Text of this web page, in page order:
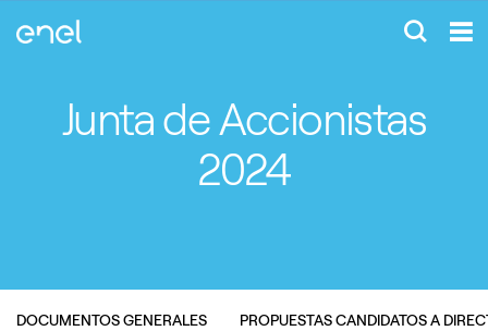
Junta de Accionistas
2024
DOCUMENTOS GENERALES PROPUESTAS CANDIDATOS A